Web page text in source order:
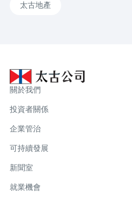
太古地產
關於我們
投資者關係
企業管治
可持續發展
新聞室
就業機會